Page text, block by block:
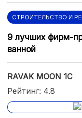
СТРОИТЕЛЬСТВО И
9 лучших фирм-
ванной
RAVAK MOON 1C
Рейтинг: 4.8